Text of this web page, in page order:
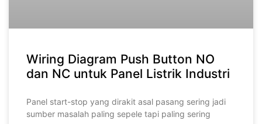
Wiring Diagram Push Button NO
dan NC untuk Panel Listrik Industri
Panel start-stop yang dirakit asal pasang sering jadi
sumber masalah paling sepele tapi paling sering